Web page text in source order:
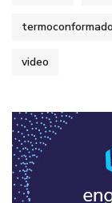
termoconformado
video